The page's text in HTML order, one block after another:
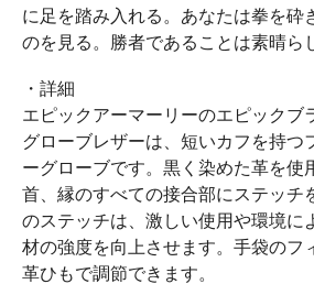
に足を踏み入れる。あなたは拳を砕
のを見る。勝者であることは素晴ら
・詳細
エピックアーマーリーのエピックブ
グローブレザーは、短いカフを持つ
ーグローブです。黒く染めた革を使
首、縁のすべての接合部にステッチ
のステッチは、激しい使用や環境に
材の強度を向上させます。手袋のフ
革ひもで調節できます。